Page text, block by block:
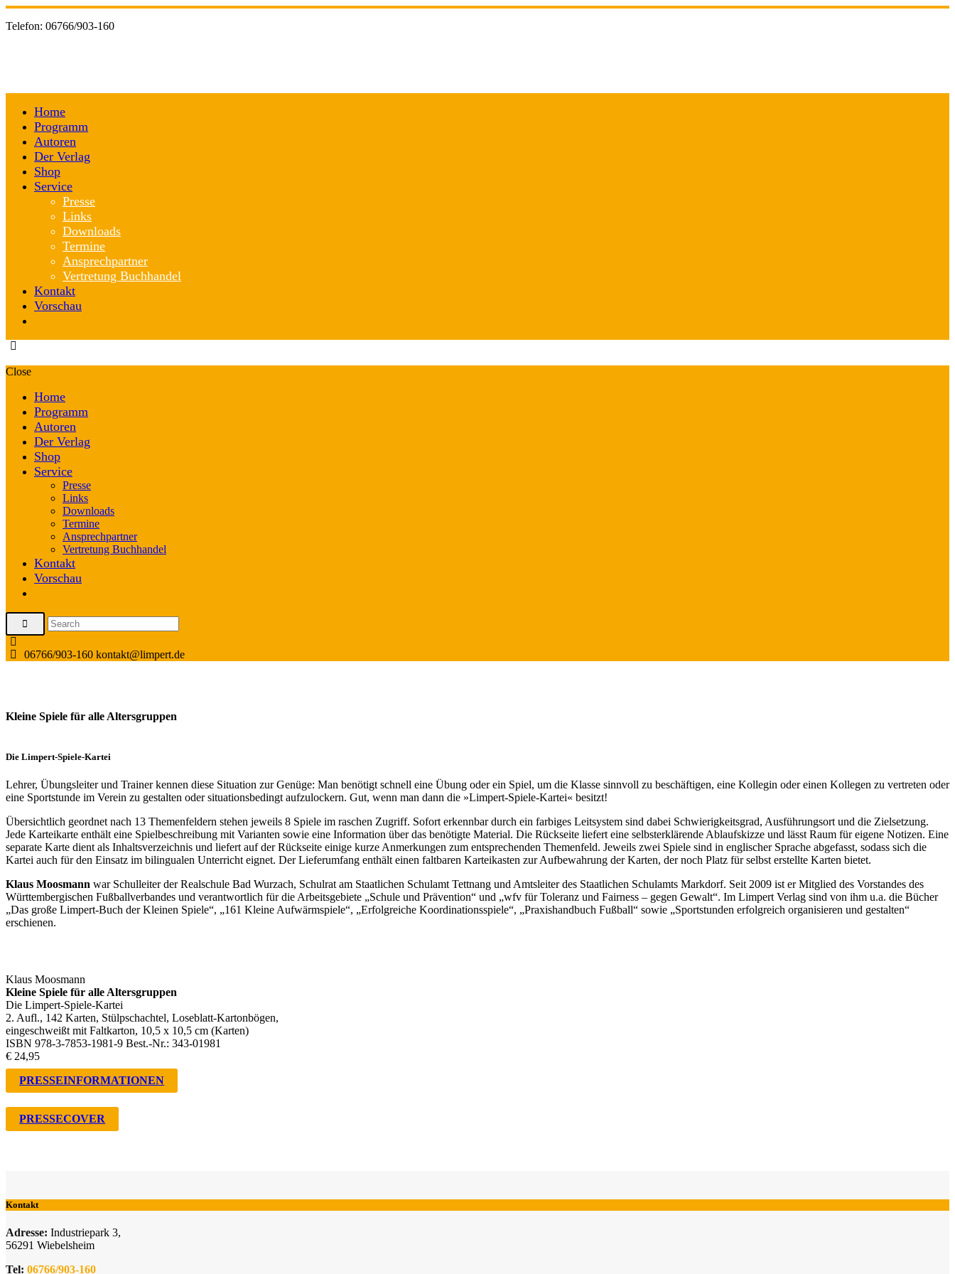
Telefon: 06766/903-160
Home
Programm
Autoren
Der Verlag
Shop
Service
Presse
Links
Downloads
Termine
Ansprechpartner
Vertretung Buchhandel
Kontakt
Vorschau
Close
Home
Programm
Autoren
Der Verlag
Shop
Service
Presse
Links
Downloads
Termine
Ansprechpartner
Vertretung Buchhandel
Kontakt
Vorschau
06766/903-160 kontakt@limpert.de
Kleine Spiele für alle Altersgruppen
Die Limpert-Spiele-Kartei
Lehrer, Übungsleiter und Trainer kennen diese Situation zur Genüge: Man benötigt schnell eine Übung oder ein Spiel, um die Klasse sinnvoll zu beschäftigen, eine Kollegin oder einen Kollegen zu vertreten oder
eine Sportstunde im Verein zu gestalten oder situationsbedingt aufzulockern. Gut, wenn man dann die »Limpert-Spiele-Kartei« besitzt!
Übersichtlich geordnet nach 13 Themenfeldern stehen jeweils 8 Spiele im raschen Zugriff. Sofort erkennbar durch ein farbiges Leitsystem sind dabei Schwierigkeitsgrad, Ausführungsort und die Zielsetzung.
Jede Karteikarte enthält eine Spielbeschreibung mit Varianten sowie eine Information über das benötigte Material. Die Rückseite liefert eine selbsterklärende Ablaufskizze und lässt Raum für eigene Notizen. Eine
separate Karte dient als Inhaltsverzeichnis und liefert auf der Rückseite einige kurze Anmerkungen zum entsprechenden Themenfeld. Jeweils zwei Spiele sind in englischer Sprache abgefasst, sodass sich die
Kartei auch für den Einsatz im bilingualen Unterricht eignet. Der Lieferumfang enthält einen faltbaren Karteikasten zur Aufbewahrung der Karten, der noch Platz für selbst erstellte Karten bietet.
Klaus Moosmann war Schulleiter der Realschule Bad Wurzach, Schulrat am Staatlichen Schulamt Tettnang und Amtsleiter des Staatlichen Schulamts Markdorf. Seit 2009 ist er Mitglied des Vorstandes des
Württembergischen Fußballverbandes und verantwortlich für die Arbeitsgebiete „Schule und Prävention“ und „wfv für Toleranz und Fairness – gegen Gewalt“. Im Limpert Verlag sind von ihm u.a. die Bücher
„Das große Limpert-Buch der Kleinen Spiele“, „161 Kleine Aufwärmspiele“, „Erfolgreiche Koordinationsspiele“, „Praxishandbuch Fußball“ sowie „Sportstunden erfolgreich organisieren und gestalten“
erschienen.
Klaus Moosmann
Kleine Spiele für alle Altersgruppen
Die Limpert-Spiele-Kartei
2. Aufl., 142 Karten, Stülpschachtel, Loseblatt-Kartonbögen,
eingeschweißt mit Faltkarton, 10,5 x 10,5 cm (Karten)
ISBN 978-3-7853-1981-9 Best.-Nr.: 343-01981
€ 24,95
PRESSEINFORMATIONEN
PRESSECOVER
Kontakt
Adresse: Industriepark 3,
56291 Wiebelsheim
Tel: 06766/903-160